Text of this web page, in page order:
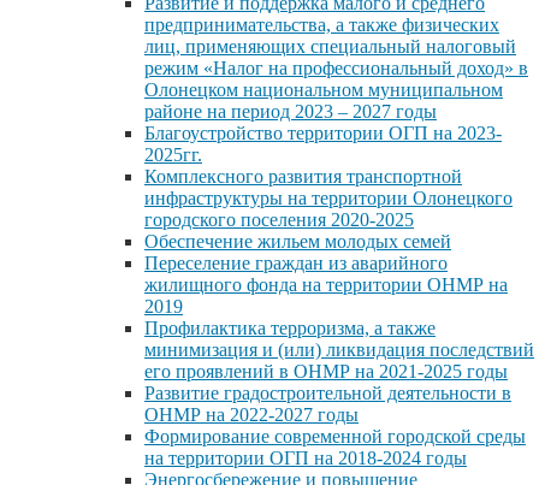
предпринимательства, а также физических
лиц, применяющих специальный налоговый
режим «Налог на профессиональный доход» в
Олонецком национальном муниципальном
районе на период 2023 – 2027 годы
Благоустройство территории ОГП на 2023-
2025гг.
Комплексного развития транспортной
инфраструктуры на территории Олонецкого
городского поселения 2020-2025
Обеспечение жильем молодых семей
Переселение граждан из аварийного
жилищного фонда на территории ОНМР на
2019
Профилактика терроризма, а также
минимизация и (или) ликвидация последствий
его проявлений в ОНМР на 2021-2025 годы
Развитие градостроительной деятельности в
ОНМР на 2022-2027 годы
Формирование современной городской среды
на территории ОГП на 2018-2024 годы
Энергосбережение и повышение